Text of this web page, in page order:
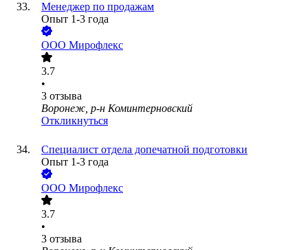
Менеджер по продажам
Опыт 1-3 года
ООО Мирофлекс
3.7
•
3 отзыва
Воронеж, р-н Коминтерновский
Откликнуться
Специалист отдела допечатной подготовки
Опыт 1-3 года
ООО Мирофлекс
3.7
•
3 отзыва